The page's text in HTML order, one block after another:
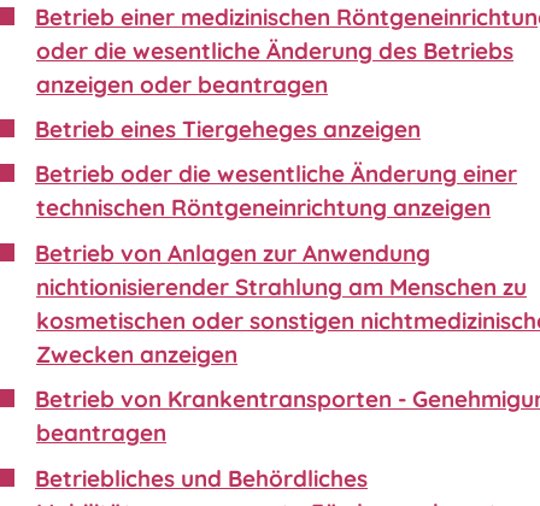
Betrieb einer medizinischen
oder die wesentliche Änderung des Betriebs
anzeigen oder beantragen
Betrieb eines Tiergeheges anzeigen
Betrieb oder die wesentliche Änderung einer
technischen Röntgeneinrichtung anzeigen
Betrieb von Anlagen zur Anwendung
nichtionisierender Strahlung am Menschen zu
kosmetischen oder sonstigen
Zwecken anzeigen
Betrieb von Krankentransporten -
beantragen
Betriebliches und Behördliches